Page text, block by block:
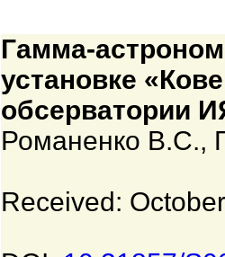
Гамма-
установке
обсерватории
Романенко В.С.,
Received: